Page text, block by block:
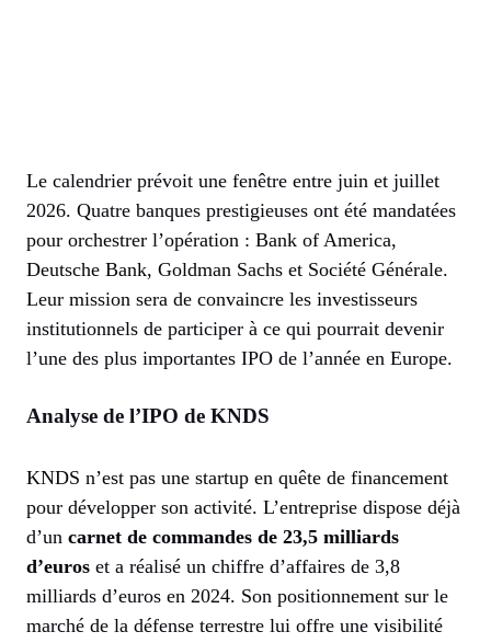
Le calendrier prévoit une fenêtre entre juin et juillet
2026. Quatre banques prestigieuses ont été mandatées
pour orchestrer l’opération : Bank of America,
Deutsche Bank, Goldman Sachs et Société Générale.
Leur mission sera de convaincre les investisseurs
institutionnels de participer à ce qui pourrait devenir
l’une des plus importantes IPO de l’année en Europe.
Analyse de l’IPO de KNDS
KNDS n’est pas une startup en quête de financement
pour développer son activité. L’entreprise dispose déjà
d’un carnet de commandes de 23,5 milliards
d’euros et a réalisé un chiffre d’affaires de 3,8
milliards d’euros en 2024. Son positionnement sur le
marché de la défense terrestre lui offre une visibilité